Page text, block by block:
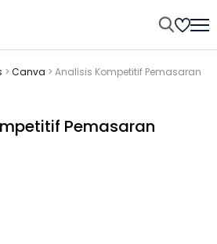
> Canva > Analisis Kompetitif Pemasaran
Pemasaran